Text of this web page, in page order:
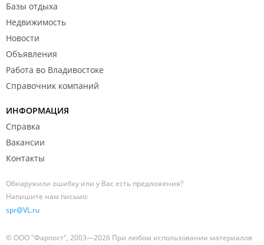
Базы отдыха
Недвижимость
Новости
Объявления
Работа во Владивостоке
Справочник компаний
ИНФОРМАЦИЯ
Справка
Вакансии
Контакты
Обнаружили ошибку или у Вас есть предложения?
Напишите нам письмо:
spr@VL.ru
© ООО "Фарпост", 2003—2026 При любом использовании материалов